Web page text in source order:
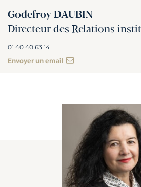
Godefroy DAUBIN
Directeur des Relations
01 40 40 63 14
Envoyer un email